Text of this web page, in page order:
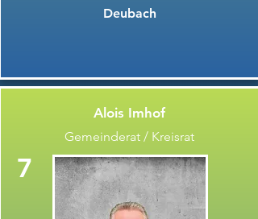
Deubach
Alois Imhof
Gemeinderat / Kreisrat
7